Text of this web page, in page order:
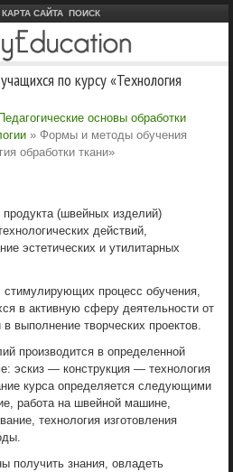
КАРТА САЙТА ПОИСК
по курсу «Технология
Педагогические основы обработки
» Формы и методы обучения
обработки ткани»
продукта (швейных изделий)
действий,
эстетических и утилитарных
процесс обучения,
в активную сферу деятельности от
выполнение творческих проектов.
производится в определенной
эскиз — конструкция — технология
курса определяется следующими
работа на швейной машине,
технология изготовления
получить знания, овладеть